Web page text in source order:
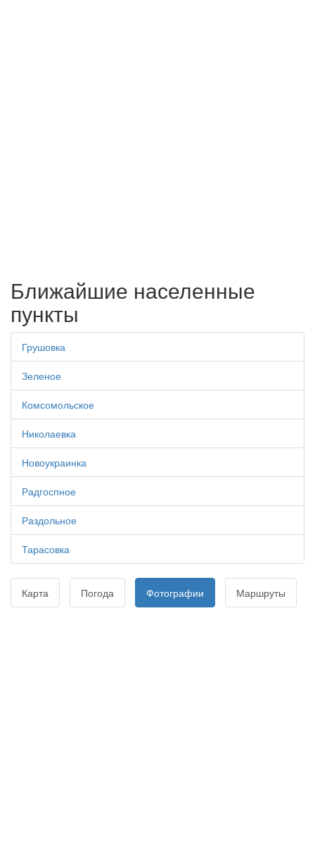
Ближайшие населенные
пункты
Грушовка
Зеленое
Комсомольское
Николаевка
Новоукраинка
Радгоспное
Раздольное
Тарасовка
Карта Погода Фотографии Маршруты